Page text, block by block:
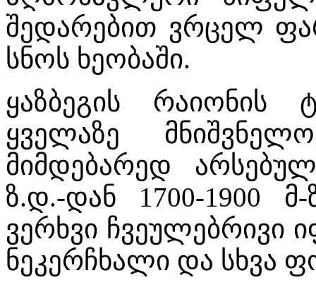
შედარებით ვრცელ
სნოს ხეობაში.
ყაზბეგის რაიონის
ყველაზე
მიმდებარედ
ზ.დ.-დან 1700-1900
ვერხვი ჩვეულებრივი
ნეკერჩხალი და სხვა